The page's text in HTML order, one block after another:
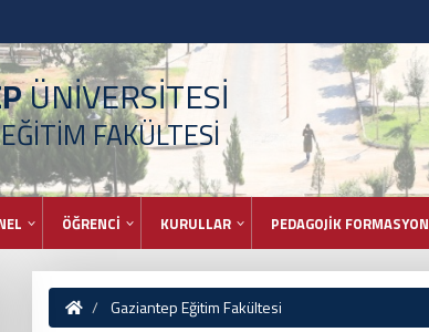
ÜNİVERSİTESİ
FAKÜLTESİ
ÖĞRENCİ KURULLAR PEDAGOJİK FORMASYON
Gaziantep Eğitim Fakültesi